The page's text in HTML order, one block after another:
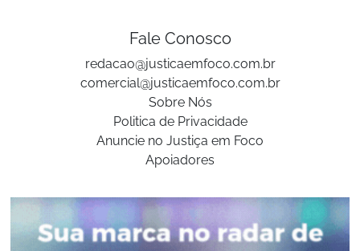
Fale Conosco
redacao@justicaemfoco.com.br
comercial@justicaemfoco.com.br
Sobre Nós
Politica de Privacidade
Anuncie no Justiça em Foco
Apoiadores